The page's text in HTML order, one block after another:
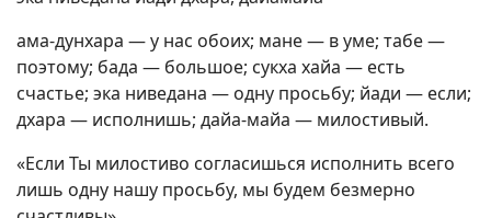
ама-дунхара — у нас обоих; мане — в уме; табе —
поэтому; бада — большое; сукха хайа — есть
счастье; эка ниведана — одну просьбу; йади — если;
дхара — исполнишь; дайа-майа — милостивый.
«Если Ты милостиво согласишься исполнить всего
лишь одну нашу просьбу, мы будем безмерно